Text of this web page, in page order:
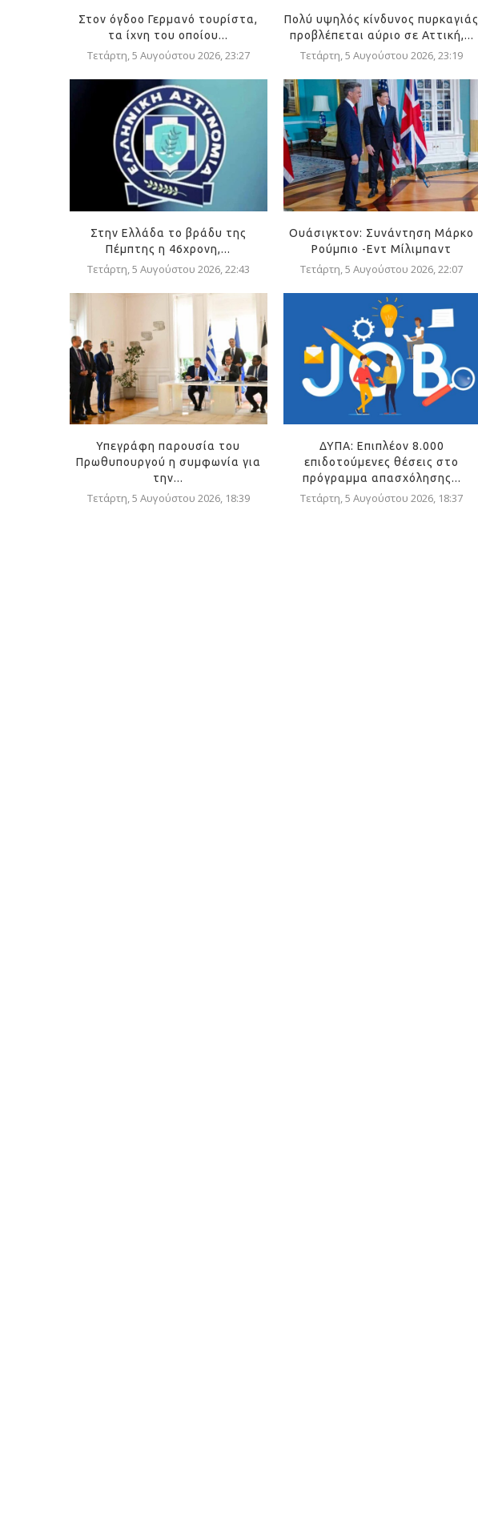
Στον όγδοο Γερμανό τουρίστα,
τα ίχνη του οποίου...
Τετάρτη, 5 Αυγούστου 2026, 23:27
Πολύ υψηλός κίνδυνος πυρκαγιάς
προβλέπεται αύριο σε Αττική,...
Τετάρτη, 5 Αυγούστου 2026, 23:19
Στην Ελλάδα το βράδυ της
Πέμπτης η 46χρονη,...
Τετάρτη, 5 Αυγούστου 2026, 22:43
Ουάσιγκτον: Συνάντηση Μάρκο
Ρούμπιο -Εντ Μίλιμπαντ
Τετάρτη, 5 Αυγούστου 2026, 22:07
Υπεγράφη παρουσία του
Πρωθυπουργού η συμφωνία για
την...
Τετάρτη, 5 Αυγούστου 2026, 18:39
ΔΥΠΑ: Επιπλέον 8.000
επιδοτούμενες θέσεις στο
πρόγραμμα απασχόλησης...
Τετάρτη, 5 Αυγούστου 2026, 18:37